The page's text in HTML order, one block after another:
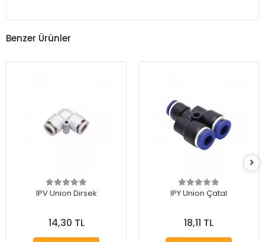
Benzer Ürünler
IPV Union Dirsek
14,30 TL
IPY Union Çatal
18,11 TL